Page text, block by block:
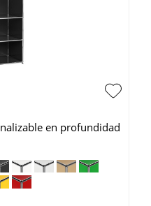
en profundidad